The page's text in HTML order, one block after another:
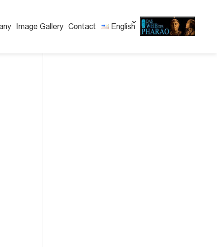
Image Gallery Contact English